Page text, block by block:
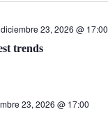
diciembre 23, 2026 @ 17:00
trends
23, 2026 @ 17:00